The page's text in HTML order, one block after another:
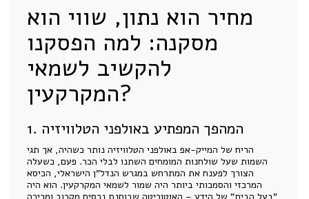
מחיר הוא נתון, שווי הוא
מסקנה: למה הפסקנו
להקשיב לשמאי
המקרקעין?
1. המהפך המפתיע באולפני הטלוויזיה
הריח של המייק-אפ באולפני הטלוויזיה נותר כשהיה, אך תגי
השמות שעל שולחנות המומחים השתנו לבלי הכר. פעם, כשעלה
הצורך לפענח את המתרחש במגרש הנדל"ן הישראלי, הכיסא
המרכזי והסמכותי ביותר היה שמור לשמאי המקרקעין. הוא היה
"בעל הבית" של הידע – האוטוריטה שבוחנת נכסים מקרוב ומכירה